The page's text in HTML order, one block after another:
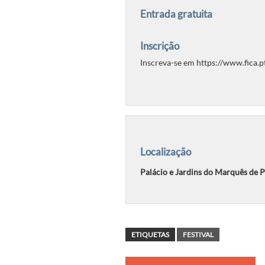
Entrada gratuita
Inscrição
Inscreva-se em https://
Localização
Palácio e Jardins do Marquês de
ETIQUETAS FESTIVAL